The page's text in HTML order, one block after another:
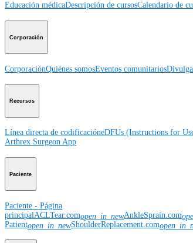
Educación médicaDescripción de cursosCalendario de
Corporación
CorporaciónQuiénes somosEventos comunitarios
Recursos
Línea directa de codificacióneDFUs (Instructions for
Arthrex Surgeon App
Paciente
Paciente - Página
principal ACLTear.comopen_in_newAnkleSprain.com
Patientopen_in_newShoulderReplacement.com